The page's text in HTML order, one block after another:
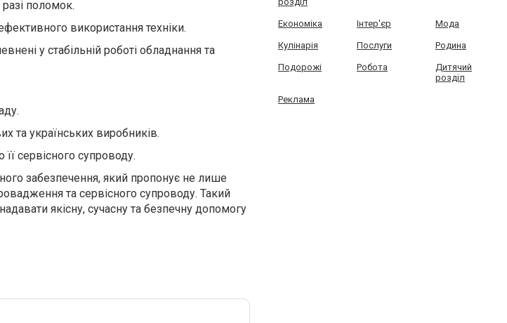
поломок.
використання техніки.
у стабільній роботі обладнання та
та українських виробників.
сервісного супроводу.
забезпечення, який пропонує не лише
та сервісного супроводу. Такий
якісну, сучасну та безпечну допомогу
Економіка Інтер'єр Мода
Кулінарія Послуги Родина
Подорожі Робота
Дитячий
розділ
Реклама